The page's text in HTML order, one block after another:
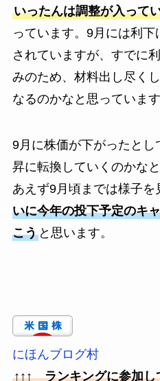
いったんは調整が入って
っています。9月には利
されていますが、すでに
みのため、材料出し尽く
なるのかなと思っています
9月に株価が下がったと
昇に転換していくのかな
あえず9月頃までは様子を
いに今年の投下予定のキ
こうと思います。
にほんブログ村
↑↑↑ ランキングに参加し